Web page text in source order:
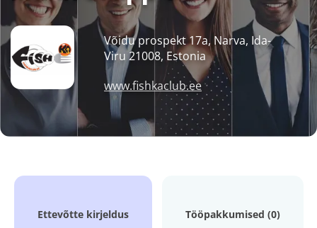
Võidu prospekt 17a, Narva, Ida-
Viru 21008, Estonia
www.fishkaclub.ee
Ettevõtte kirjeldus Tööpakkumised (0)